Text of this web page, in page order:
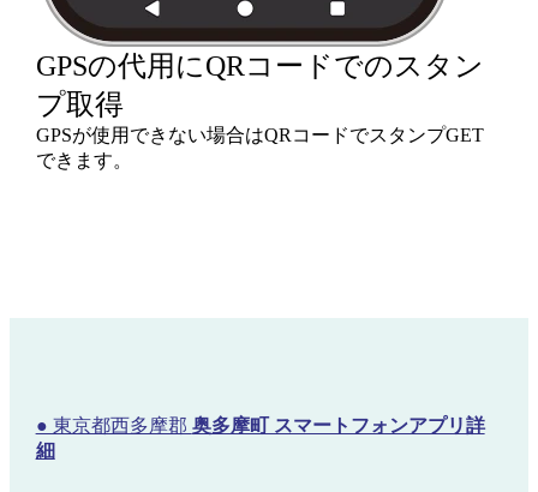
GPSの代用にQRコードでのスタン
プ取得
GPSが使用できない場合はQRコードでスタンプGET
できます。
● 東京都西多摩郡 奥多摩町 スマートフォンアプリ詳
細